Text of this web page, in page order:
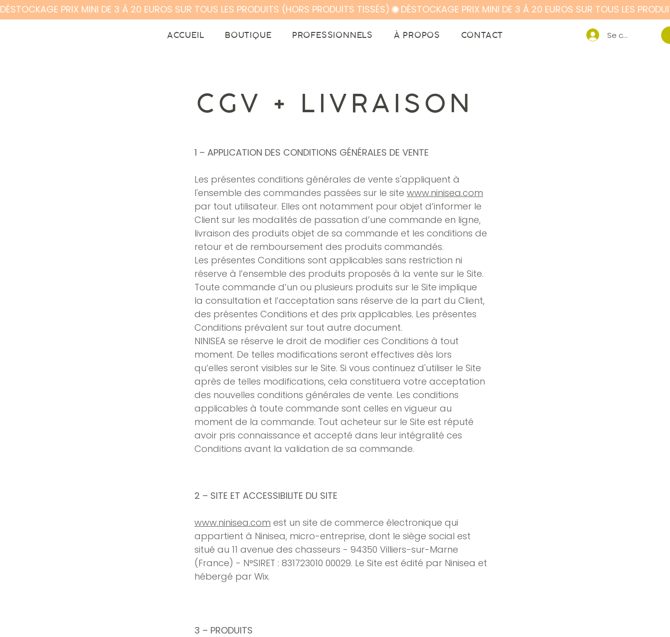
DÉSTOCKAGE PRIX MINI DE 3 À 20 EUROS SUR TOUS LES PRODUITS (HORS PRODUITS TISSÉS)
ACCUEIL BOUTIQUE PROFESSIONNELS À PROPOS CONTACT Se connecter
CGV + LIVRAISON
1 – APPLICATION DES CONDITIONS GÉNÉRALES DE VENTE
Les présentes conditions générales de vente s'appliquent à
l'ensemble des commandes passées sur le site www.ninisea.com
par tout utilisateur. Elles ont notamment pour objet d’informer le
Client sur les modalités de passation d’une commande en ligne,
livraison des produits objet de sa commande et les conditions de
retour et de remboursement des produits commandés.
Les présentes Conditions sont applicables sans restriction ni
réserve à l’ensemble des produits proposés à la vente sur le Site.
Toute commande d’un ou plusieurs produits sur le Site implique
la consultation et l’acceptation sans réserve de la part du Client,
des présentes Conditions et des prix applicables. Les présentes
Conditions prévalent sur tout autre document.
NINISEA se réserve le droit de modifier ces Conditions à tout
moment. De telles modifications seront effectives dès lors
qu’elles seront visibles sur le Site. Si vous continuez d'utiliser le Site
après de telles modifications, cela constituera votre acceptation
des nouvelles conditions générales de vente. Les conditions
applicables à toute commande sont celles en vigueur au
moment de la commande. Tout acheteur sur le Site est réputé
avoir pris connaissance et accepté dans leur intégralité ces
Conditions avant la validation de sa commande.
2 – SITE ET ACCESSIBILITE DU SITE
www.ninisea.com est un site de commerce électronique qui
appartient à Ninisea, micro-entreprise, dont le siège social est
situé au 11 avenue des chasseurs - 94350 Villiers-sur-Marne
(France) - N°SIRET : 831723010 00029. Le Site est édité par Ninisea et
hébergé par Wix.
3 – PRODUITS